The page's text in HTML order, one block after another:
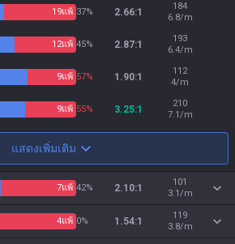
19แพ้ 37% 2.66:1
184
6.8/m
12แพ้ 45% 2.87:1
193
6.4/m
9แพ้ 57% 1.90:1
112
4/m
9แพ้ 55% 3.25:1
210
7.1/m
แสดงเพิ่มเติม
7แพ้ 42% 2.10:1
101
3.1/m
4แพ้ 0% 1.54:1
119
3.8/m